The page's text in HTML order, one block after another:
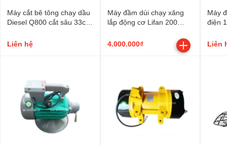
Máy cắt bê tông chạy dầu
Diesel Q800 cắt sâu 33cm
Liên hệ
Máy đầm dùi chạy xăng
lắp động cơ Lifan 200
4.000.000₫
Máy
điện
Liên